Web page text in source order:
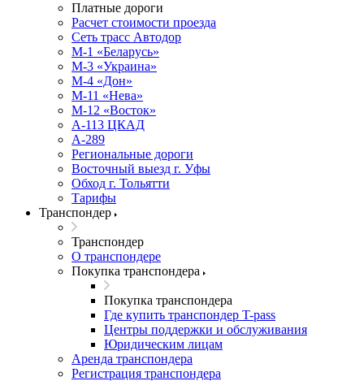
Платные дороги
Расчет стоимости проезда
Сеть трасс Автодор
М-1 «Беларусь»
М-3 «Украина»
М-4 «Дон»
М-11 «Нева»
М-12 «Восток»
А-113 ЦКАД
А-289
Региональные дороги
Восточный выезд г. Уфы
Обход г. Тольятти
Тарифы
Транспондер
Транспондер
О транспондере
Покупка транспондера
Покупка транспондера
Где купить транспондер T-pass
Центры поддержки и обслуживания
Юридическим лицам
Аренда транспондера
Регистрация транспондера